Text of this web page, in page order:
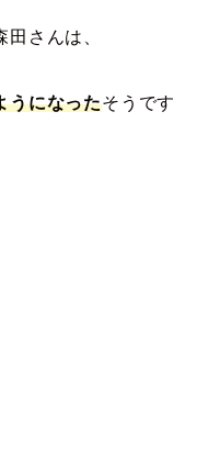
田さんは、
うになったそうです